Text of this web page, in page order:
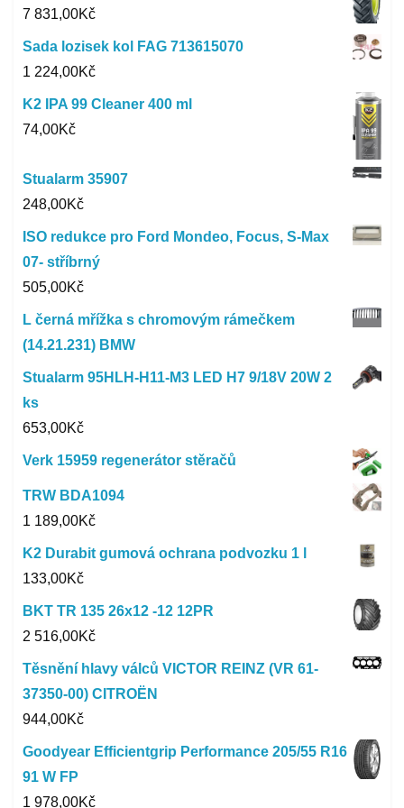
7 831,00Kč
Sada lozisek kol FAG 713615070
1 224,00Kč
K2 IPA 99 Cleaner 400 ml
74,00Kč
Stualarm 35907
248,00Kč
ISO redukce pro Ford Mondeo, Focus, S-Max
07- stříbrný
505,00Kč
L černá mřížka s chromovým rámečkem
(14.21.231) BMW
Stualarm 95HLH-H11-M3 LED H7 9/18V 20W 2
ks
653,00Kč
Verk 15959 regenerátor stěračů
TRW BDA1094
1 189,00Kč
K2 Durabit gumová ochrana podvozku 1 l
133,00Kč
BKT TR 135 26x12 -12 12PR
2 516,00Kč
Těsnění hlavy válců VICTOR REINZ (VR 61-
37350-00) CITROËN
944,00Kč
Goodyear Efficientgrip Performance 205/55 R16
91 W FP
1 978,00Kč